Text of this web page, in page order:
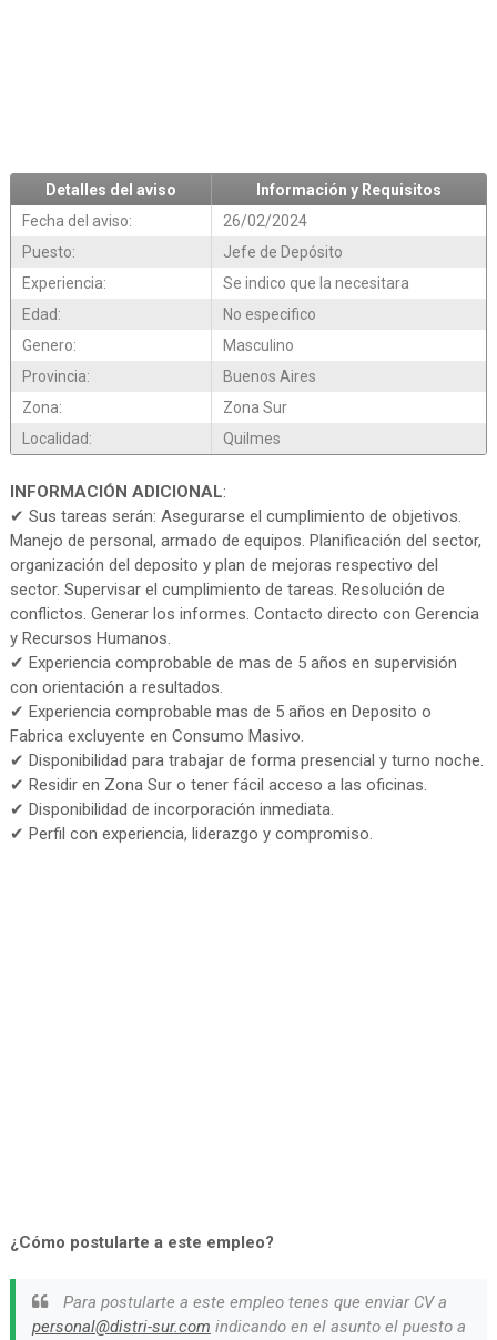
Detalles del aviso
Información y Requisitos
Fecha del aviso:
26/02/2024
Puesto:
Jefe de Depósito
Experiencia:
Se indico que la necesitara
Edad:
No especifico
Genero:
Masculino
Provincia:
Buenos Aires
Zona:
Zona Sur
Localidad:
Quilmes
INFORMACIÓN ADICIONAL:
✔ Sus tareas serán: Asegurarse el cumplimiento de objetivos.
Manejo de personal, armado de equipos. Planificación del sector,
organización del deposito y plan de mejoras respectivo del
sector. Supervisar el cumplimiento de tareas. Resolución de
conflictos. Generar los informes. Contacto directo con Gerencia
y Recursos Humanos.
✔ Experiencia comprobable de mas de 5 años en supervisión
con orientación a resultados.
✔ Experiencia comprobable mas de 5 años en Deposito o
Fabrica excluyente en Consumo Masivo.
✔ Disponibilidad para trabajar de forma presencial y turno noche.
✔ Residir en Zona Sur o tener fácil acceso a las oficinas.
✔ Disponibilidad de incorporación inmediata.
✔ Perfil con experiencia, liderazgo y compromiso.
¿Cómo postularte a este empleo?
Para postularte a este empleo tenes que enviar CV a
personal@distri-sur.com indicando en el asunto el puesto a